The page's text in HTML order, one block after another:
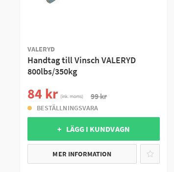
VALERYD
Handtag till Vinsch VALERYD
800lbs/350kg
84 kr (ink. moms) 99 kr
BESTÄLLNINGSVARA
+ LÄGG I KUNDVAGN
MER INFORMATION